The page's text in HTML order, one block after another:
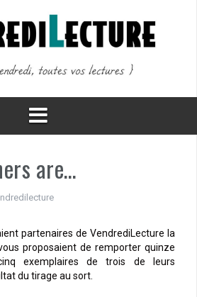
are…
partenaires de VendrediLecture la
proposaient de remporter quinze
exemplaires de trois de leurs
du tirage au sort.